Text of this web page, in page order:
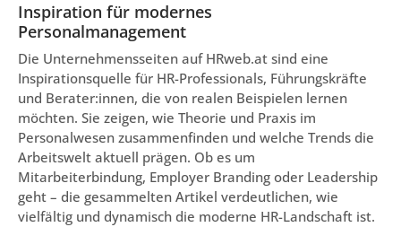
Inspiration für modernes
Personalmanagement
Die Unternehmensseiten auf HRweb.at sind eine
Inspirationsquelle für HR-Professionals, Führungskräfte
und Berater:innen, die von realen Beispielen lernen
möchten. Sie zeigen, wie Theorie und Praxis im
Personalwesen zusammenfinden und welche Trends die
Arbeitswelt aktuell prägen. Ob es um
Mitarbeiterbindung, Employer Branding oder Leadership
geht – die gesammelten Artikel verdeutlichen, wie
vielfältig und dynamisch die moderne HR-Landschaft ist.